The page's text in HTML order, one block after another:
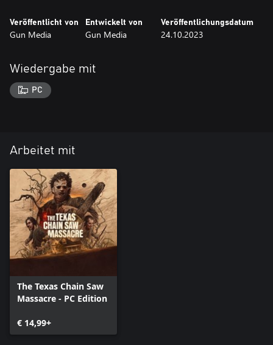
Veröffentlicht von
Gun Media
Entwickelt von
Gun Media
Veröffentlichungsdatum
24.10.2023
Wiedergabe mit
PC
Arbeitet mit
The Texas Chain Saw
Massacre - PC Edition
€ 14,99+